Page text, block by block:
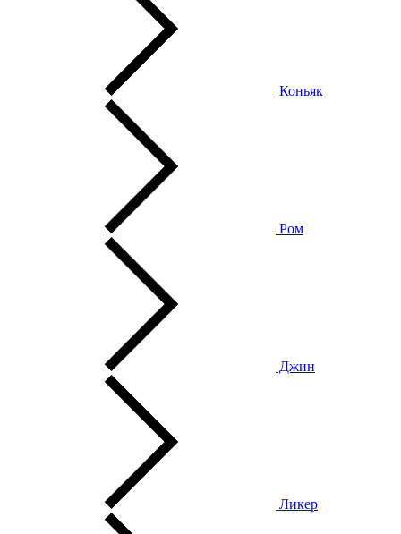
Коньяк
Ром
Джин
Ликер